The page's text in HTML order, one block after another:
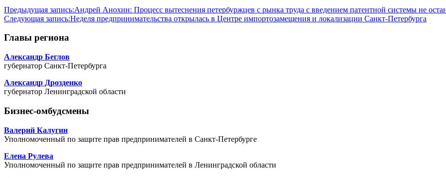
Предыдущая запись:Андрей Анохин: Процесс вытеснения петербуржцев с рынка труда с введением патентной системы не
Следующая запись:Неделя предпринимательства открылась в Центре импортозамещения и локализации Санкт-Петербурга
Главы региона
Александр Беглов
губернатор Санкт-Петербурга
Александр Дрозденко
губернатор Ленинградской области
Бизнес-омбудсмены
Валерий Калугин
Уполномоченный по защите прав предпринимателей в Санкт-Петербурге
Елена Рулева
Уполномоченный по защите прав предпринимателей в Ленинградской области